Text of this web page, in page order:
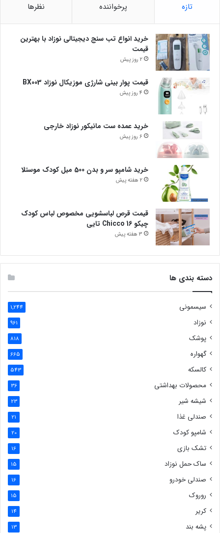
تازه پرخواننده نظرها
خرید انواع تب سنج دیجیتالی نوزاد با بهترین
قیمت
2 روز پیش
قیمت پوار بینی شارژی موزیکال نوزاد BX003
4 روز پیش
خرید عمده ست مانیکور نوزاد خارجی
6 روز پیش
خرید شامپو سر و بدن 500 میل کودک موستلا
2 هفته پیش
قیمت قرص لباسشویی مخصوص لباس کودک
چیکو Chicco 16 تایی
3 هفته پیش
دسته بندی ها
سیسمونی 1,244
نوزاد 961
پوشک 818
گهواره 665
کالسکه 543
محصولات بهداشتی 36
شیشه شیر 23
صندلی غذا 21
شامپو کودک 20
تشک بازی 16
ساک حمل نوزاد 15
صندلی خودرو 16
روروک 15
کریر 14
پشه بند 13